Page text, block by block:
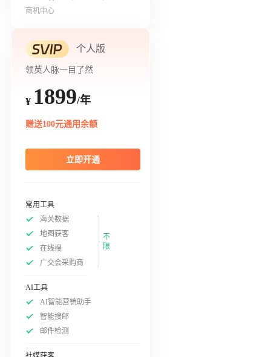
商机中心
个人版
领英人脉一目了然
¥ 1899/年
赠送100元通用余额
立即开通
常用工具
海关数据
地图获客
在线搜
广交会采购商
不
限
AI工具
AI智能营销助手
智能搜邮
邮件检测